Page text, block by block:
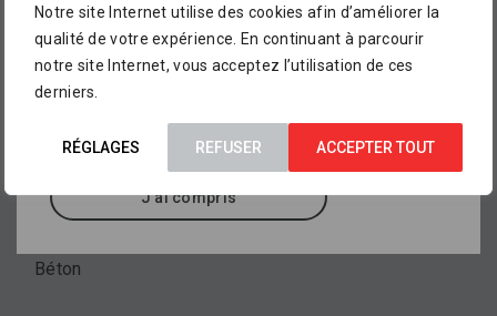
Notre site Internet utilise des cookies afin d’améliorer la
qualité de votre expérience. En continuant à parcourir
notre site Internet, vous acceptez l’utilisation de ces
derniers.
RÉGLAGES REFUSER ACCEPTER TOUT
Elément de soutènement
Béton
L’assortiment proposé dans notre catalogue en
ligne ne représente pour le moment qu’un petit
aperçu de ce que vous pourrez trouver dans
nos points de vente
milliers d’autres références.
J'ai compris